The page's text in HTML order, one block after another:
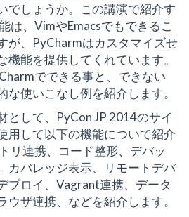
でしょうか。この講演で紹介す
は、VimやEmacsでもできるこ
が、PyCharmはカスタマイズせ
機能を提供してくれています。
でできる事と、できない
な使いこなし例を紹介します。
として、PyCon JP 2014のサイ
用して以下の機能について紹介
リ連携、コード整形、デバッ
カバレッジ表示、リモートデバ
プロイ、Vagrant連携、データ
ウザ連携、などを紹介します。